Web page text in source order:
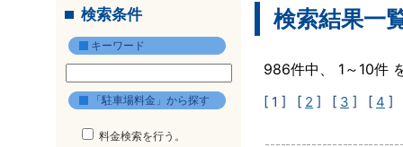
検索条件
キーワード
「駐車場料金」から探す
料金検索を行う。
検索結果一
986件中、 1～10件
[ 1 ] [ 2 ] [ 3 ] [ 4 ]